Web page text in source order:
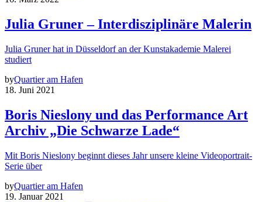
Julia Gruner – Interdisziplinäre Malerin
Julia Gruner hat in Düsseldorf an der Kunstakademie Malerei
studiert
byQuartier am Hafen
18. Juni 2021
Boris Nieslony und das Performance Art
Archiv „Die Schwarze Lade“
Mit Boris Nieslony beginnt dieses Jahr unsere kleine Videoportrait-
Serie über
byQuartier am Hafen
19. Januar 2021